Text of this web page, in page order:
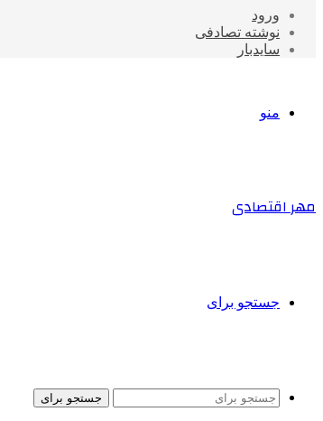
ورود
نوشته تصادفی
سایدبار
منو
مهر اقتصادی
جستجو برای
جستجو برای